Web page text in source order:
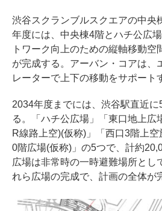
渋谷スクランブルスクエアの中央
年度には、中央棟4階とハチ公広
トワーク向上のための縦軸移動空
が完成する。アーバン・コアは、
レーターで上下の移動をサポート
2034年度までには、渋谷駅直近
る。「ハチ公広場」「東口地上広
R線路上空)(仮称)」「西口3階上
0階広場(仮称)」の5つで、計約
広場は非常時の一時避難場所とし
れら広場の完成で、計画の全体が